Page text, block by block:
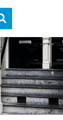
Zoeken